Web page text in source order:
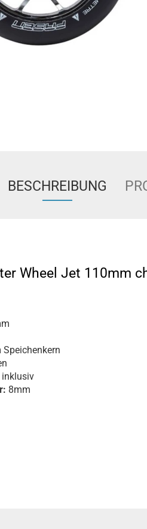
BESCHREIBUNG
Wheel Jet 110mm
inklusiv
8mm